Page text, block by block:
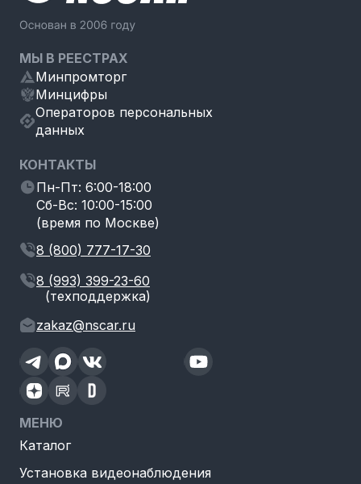
МЫ В РЕЕСТРАХ
Минпромторг
Минцифры
Операторов персональных
данных
КОНТАКТЫ
Пн-Пт: 6:00-18:00
Сб-Вс: 10:00-15:00
(время по Москве)
8 (800) 777-17-30
8 (993) 399-23-60
(техподдержка)
zakaz@nscar.ru
МЕНЮ
Каталог
Установка видеонаблюдения